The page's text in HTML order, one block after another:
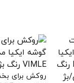
روکش برای